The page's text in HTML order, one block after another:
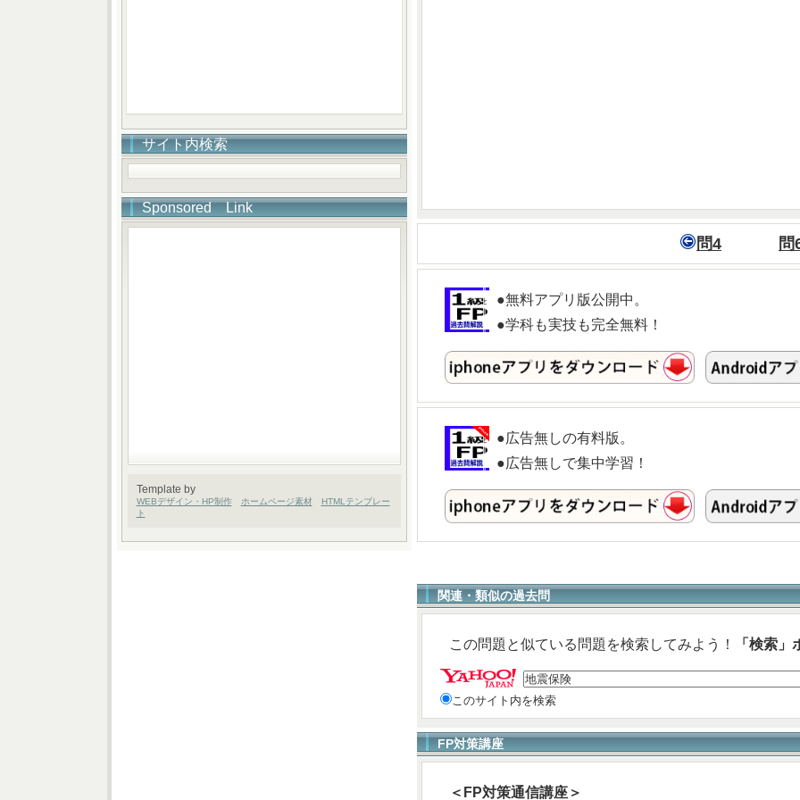
問4 問
●無料アプリ版公開中。
●学科も実技も完全無料！
●広告無しの有料版。
●広告無しで集中学習！
関連・類似の過去問
この問題と似ている問題を検索してみよう！ 「検索
このサイト内を検索
FP対策講座
＜FP対策通信講座＞
サイト内検索
Sponsored Link
Template by
WEBデザイン・HP制作 ホームページ素材
HTMLテンプレー
ト